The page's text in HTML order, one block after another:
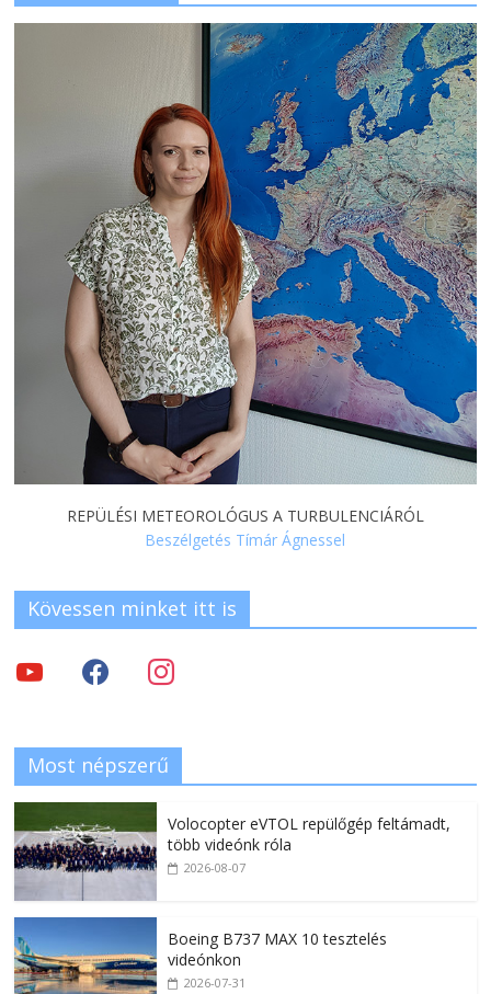
REPÜLÉSI METEOROLÓGUS A TURBULENCIÁRÓL
Beszélgetés Tímár Ágnessel
Kövessen minket itt is
Most népszerű
Volocopter eVTOL repülőgép feltámadt,
több videónk róla
2026-08-07
Boeing B737 MAX 10 tesztelés
videónkon
2026-07-31